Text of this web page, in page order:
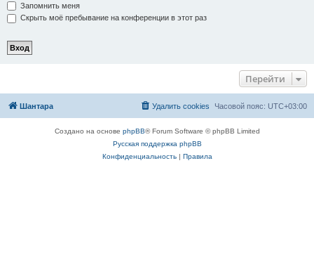
Запомнить меня
Скрыть моё пребывание на конференции в этот раз
Перейти
Шантара Часовой пояс: UTC+03:00
Удалить cookies
Создано на основе phpBB® Forum Software © phpBB Limited
Русская поддержка phpBB
Конфиденциальность| Правила